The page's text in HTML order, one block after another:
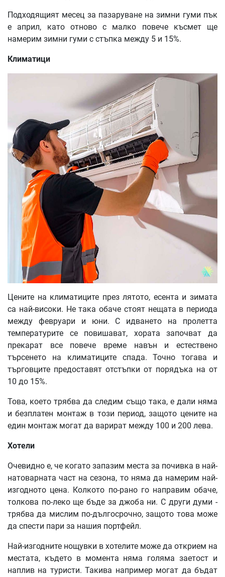
Подходящият месец за пазаруване на зимни гуми пък
е април, като отново с малко повече късмет ще
намерим зимни гуми с стъпка между 5 и 15%.
Климатици
Цените на климатиците през лятото, есента и зимата
са най-високи. Не така обаче стоят нещата в периода
между февруари и юни. С идването на пролетта
температурите се повишават, хората започват да
прекарат все повече време навън и естествено
търсенето на климатиците спада. Точно тогава и
търговците предоставят отстъпки от порядъка на от
10 до 15%.
Това, което трябва да следим също така, е дали няма
и безплатен монтаж в този период, защото цените на
един монтаж могат да варират между 100 и 200 лева.
Хотели
Очевидно е, че когато запазим места за почивка в най-
натоварната част на сезона, то няма да намерим най-
изгодното цена. Колкото по-рано го направим обаче,
толкова по-леко ще бъде за джоба ни. С други думи -
трябва да мислим по-дългосрочно, защото това може
да спести пари за нашия портфейл.
Най-изгодните нощувки в хотелите може да открием на
местата, където в момента няма голяма заетост и
наплив на туристи. Такива например могат да бъдат